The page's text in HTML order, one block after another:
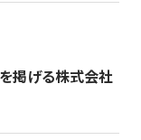
を掲げる株式会社